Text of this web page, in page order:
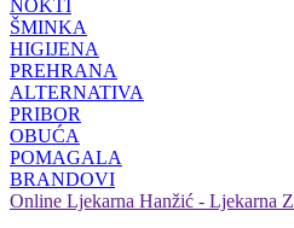
NOKTI
ŠMINKA
HIGIJENA
PREHRANA
ALTERNATIVA
PRIBOR
OBUĆA
POMAGALA
BRANDOVI
Online Ljekarna Hanžić - Ljekarna